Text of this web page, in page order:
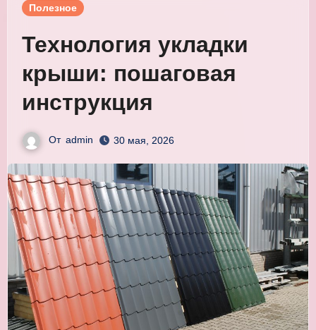
Полезное
Технология укладки
крыши: пошаговая
инструкция
От admin 30 мая, 2026